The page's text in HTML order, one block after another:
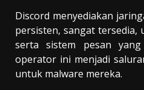
Discord menyediakan
persisten, sangat
serta sistem pesan
operator ini menjadi
untuk malware mereka.